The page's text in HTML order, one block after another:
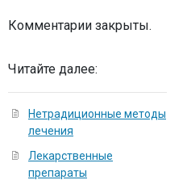
Комментарии закрыты.
Читайте далее:
Нетрадиционные методы
лечения
Лекарственные
препараты